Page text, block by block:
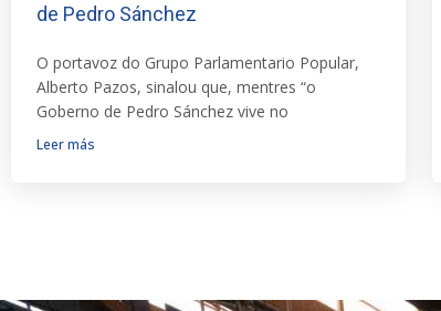
de Pedro Sánchez
O portavoz do Grupo Parlamentario Popular,
Alberto Pazos, sinalou que, mentres “o
Goberno de Pedro Sánchez vive no
Leer más